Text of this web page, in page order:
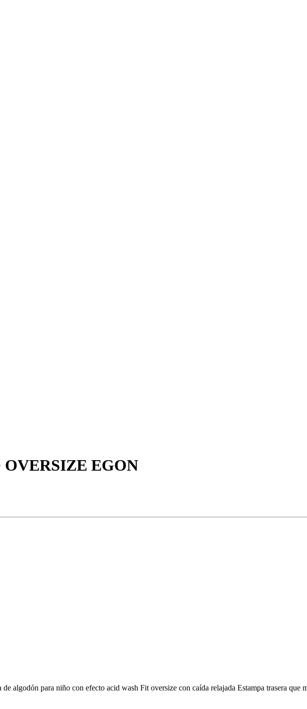
EGON
de algodón para niño con efecto acid wash Fit oversize con caída relajada Estampa trasera que